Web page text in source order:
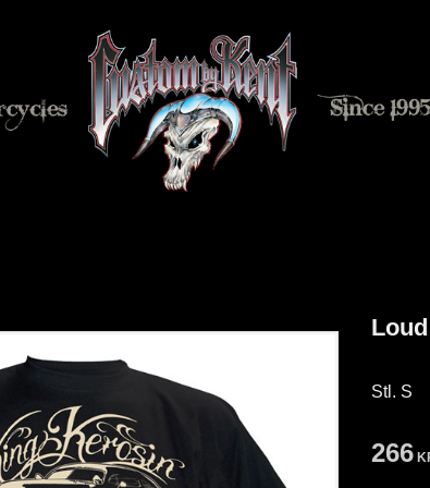
Stl. S
266